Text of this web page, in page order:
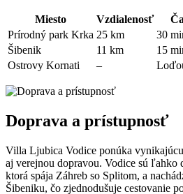
Miesto Vzdialenosť
Prírodný park Krka 25 km
30
Šibenik
11 km
15
Ostrovy Kornati
–
Doprava a prístupnosť
Villa Ljubica Vodice ponúka
aj verejnou dopravou. Vodice sú ľahko
ktorá spája Záhreb so Splitom, a
Šibeniku, čo zjednodušuje cestovanie